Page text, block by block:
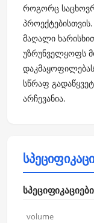
როგორც
მაღალი
უზრუნველყოფს
სწრაფ
არჩევანია.
სპეციფიკაციები
volume